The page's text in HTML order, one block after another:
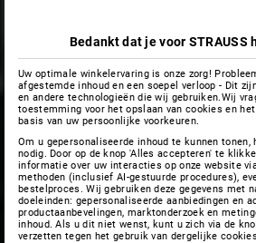
Bedankt dat je voor STRAUSS
Uw optimale winkelervaring is onze zorg!
afgestemde inhoud en een soepel verloop - Dit
en andere technologieën die wij gebruiken.Wij
toestemming voor het opslaan van cookies en
basis van uw persoonlijke voorkeuren.
Om u gepersonaliseerde inhoud te kunnen
nodig. Door op de knop 'Alles accepteren' te
informatie over uw interacties op onze website
methoden (inclusief AI-gestuurde procedures),
bestelproces. Wij gebruiken deze gegevens met
doeleinden: gepersonaliseerde aanbiedingen en
productaanbevelingen, marktonderzoek en
inhoud. Als u dit niet wenst, kunt u zich via de
verzetten tegen het gebruik van dergelijke